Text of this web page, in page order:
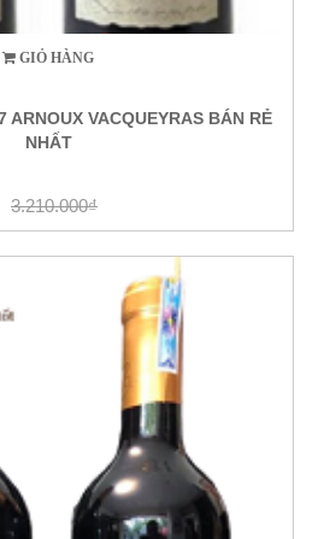
GIỎ HÀNG
VACQUEYRAS BÁN RẺ
NHẤT
3.210.000₫